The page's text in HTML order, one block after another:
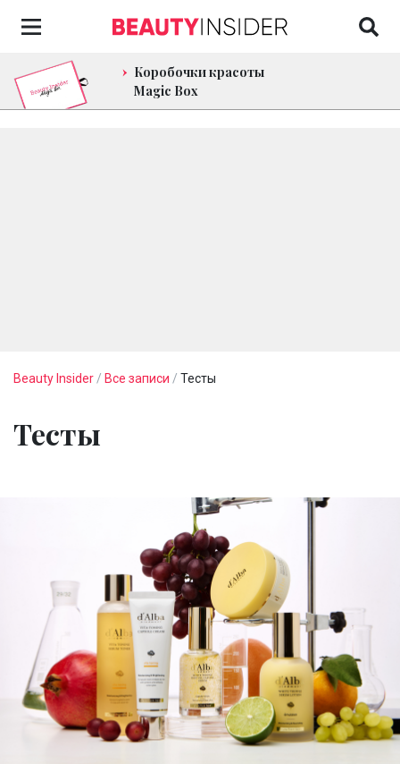
Коробочки красоты
Magic Box
Beauty Insider / Все записи / Тесты
Тесты